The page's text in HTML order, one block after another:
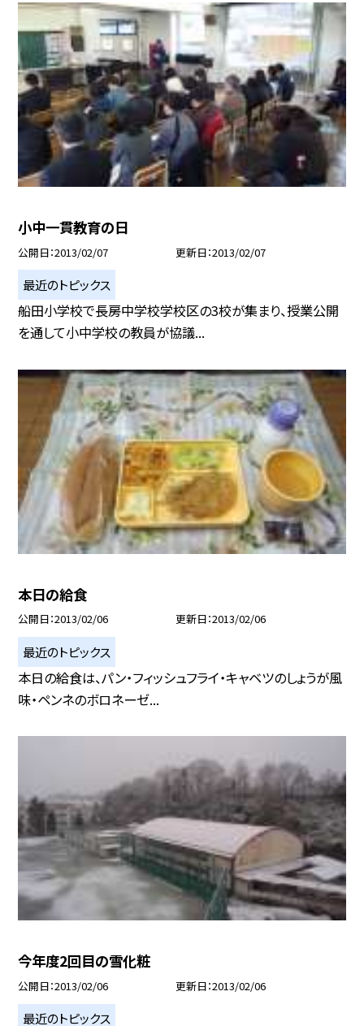
小中一貫教育の日
公開日 2013/02/07 更新日 2013/02/07
最近のトピックス
船田小学校で長房中学校学校区の3校が集まり、授業公開
を通して小中学校の教員が協議...
本日の給食
公開日 2013/02/06 更新日 2013/02/06
最近のトピックス
本日の給食は、パン・フィッシュフライ・キャベツのしょうが風
味・ペンネのボロネーゼ...
今年度2回目の雪化粧
公開日 2013/02/06 更新日 2013/02/06
最近のトピックス